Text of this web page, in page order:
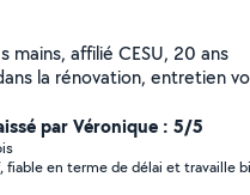
mains, affilié CESU, 20 ans
la rénovation, entretien
EN RÉÉDUCATION SUITE
par Véronique : 5/5
fiable en terme de délai et travaille